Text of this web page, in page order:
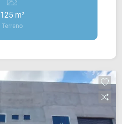
Arbix: (19) 3475-4546
em cada mudança!
125 m²
Terreno